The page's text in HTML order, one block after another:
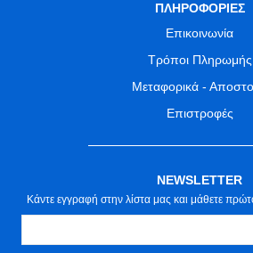
ΠΛΗΡΟΦΟΡΙΕΣ
Επικοινωνία
Τρόποι Πληρωμής
Μεταφορικά -
Επιστροφές
NEWSLETTER
Κάντε εγγραφή στην λίστα μας και μάθετε